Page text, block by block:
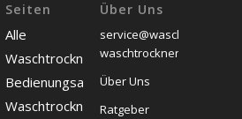
Seiten
Alle
Waschtrockner
Bedienungsanleitungen
Waschtrockner
Über Uns
waschtrockner24.com
Über Uns
Ratgeber